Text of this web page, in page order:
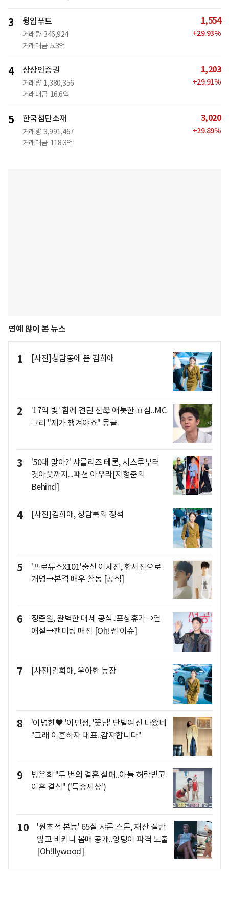
3 윙입푸드
거래량 346,924
거래대금 5.3억
1,554
+29.93%
4 상상인증권
거래량 1,380,356
거래대금 16.6억
1,203
+29.91%
5 한국첨단소재
거래량 3,991,467
거래대금 118.3억
3,020
+29.89%
연예 많이 본 뉴스
1 [사진]청담동에 뜬 김희애
2
'17억 빚' 함께 견딘 친母 애틋한 효심..MC
그리 "제가 챙겨야죠" 뭉클
3
'50대 맞아?' 샤를리즈 테론, 시스루부터
컷아웃까지...패션 아우라[지형준의
Behind]
4 [사진]김희애, 청담룩의 정석
5
'프로듀스X101'출신 이세진, 한세진으로
개명→본격 배우 활동 [공식]
6
정준원, 완벽한 대세 공식..포상휴가→열
애설→팬미팅 매진 [Oh!쎈 이슈]
7 [사진]김희애, 우아한 등장
8
'이병헌♥ '이민정, '꽃남' 단발여신 나왔네
"그래 이혼하자 대표..감쟈합니다"
9
방은희 "두 번의 결혼 실패..아들 허락받고
이혼 결심" ('특종세상')
10
'원초적 본능' 65살 샤론 스톤, 재산 절반
잃고 비키니 몸매 공개..엉덩이 파격 노출
[Oh!llywood]